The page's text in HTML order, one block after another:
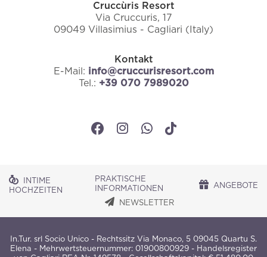
Cruccùris Resort
Via Cruccuris, 17
09049 Villasimius - Cagliari (Italy)
Kontakt
E-Mail: info@cruccurisresort.com
Tel.: +39 070 7989020
INTIME
HOCHZEITEN
PRAKTISCHE
INFORMATIONEN
ANGEBOTE
NEWSLETTER
In.Tur. srl Socio Unico - Rechtssitz Via Monaco, 5 09045 Quartu S.
Elena - Mehrwertsteuernummer: 01900800929 - Handelsregister